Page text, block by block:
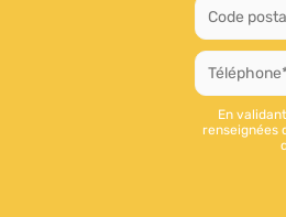
En
renseignées